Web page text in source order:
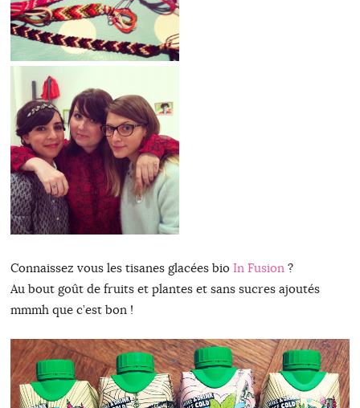
Connaissez vous les tisanes glacées bio In Fusion ?
Au bout goût de fruits et plantes et sans sucres ajoutés
mmmh que c’est bon !